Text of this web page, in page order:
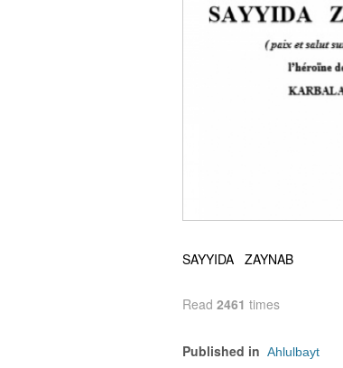
SAYYIDA ZAYNAB
Read 2461 times
Published in Ahlulbayt